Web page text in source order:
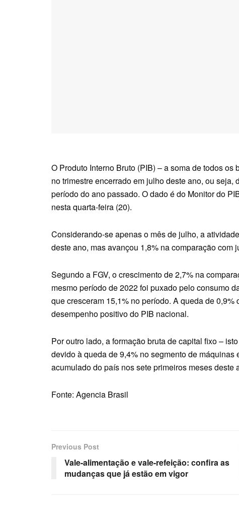
O Produto Interno Bruto (PIB) – a soma de todos
no trimestre encerrado em julho deste ano, ou
período do ano passado. O dado é do Monitor do
nesta quarta-feira (20).
Considerando-se apenas o mês de julho, a
deste ano, mas avançou 1,8% na comparação com
Segundo a FGV, o crescimento de 2,7% na
mesmo período de 2022 foi puxado pelo consumo
que cresceram 15,1% no período. A queda de
desempenho positivo do PIB nacional.
Por outro lado, a formação bruta de capital fixo –
devido à queda de 9,4% no segmento de
acumulado do país nos sete primeiros meses deste
Fonte: Agencia Brasil
Previous Post
Vale-alimentação e vale-refeição: confira as
mudanças que já estão em vigor